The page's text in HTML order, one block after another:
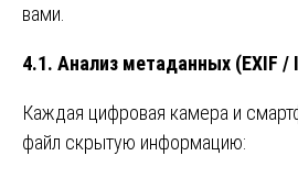
вами.
4.1. Анализ метаданных (EXIF /
Каждая цифровая камера и
файл скрытую информацию: